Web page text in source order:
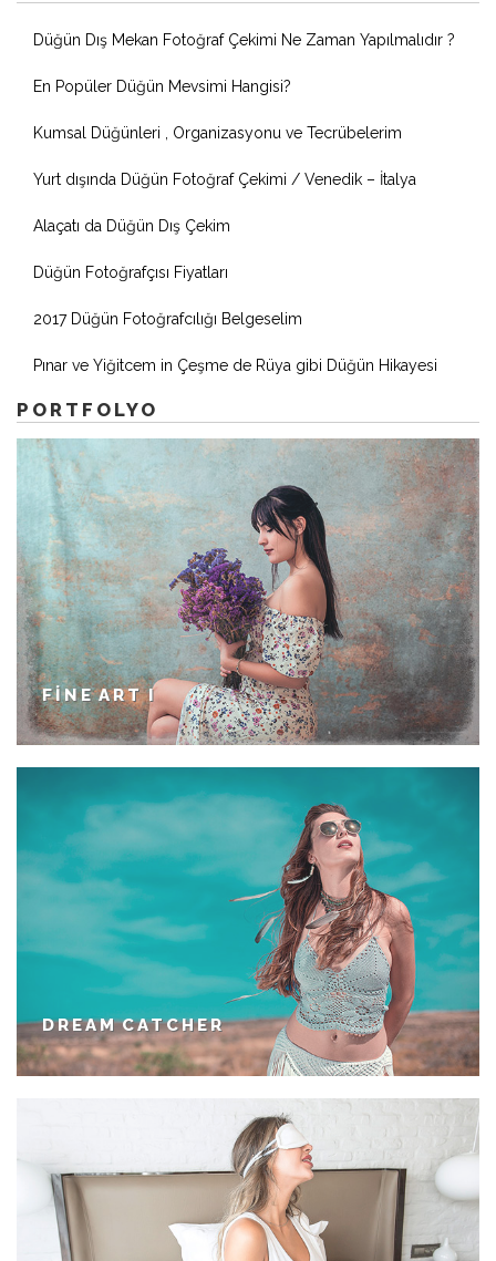
Düğün Dış Mekan Fotoğraf Çekimi Ne Zaman Yapılmalıdır ?
En Popüler Düğün Mevsimi Hangisi?
Kumsal Düğünleri , Organizasyonu ve Tecrübelerim
Yurt dışında Düğün Fotoğraf Çekimi / Venedik – İtalya
Alaçatı da Düğün Dış Çekim
Düğün Fotoğrafçısı Fiyatları
2017 Düğün Fotoğrafcılığı Belgeselim
Pınar ve Yiğitcem in Çeşme de Rüya gibi Düğün Hikayesi
PORTFOLYO
FINE ART I
DREAM CATCHER